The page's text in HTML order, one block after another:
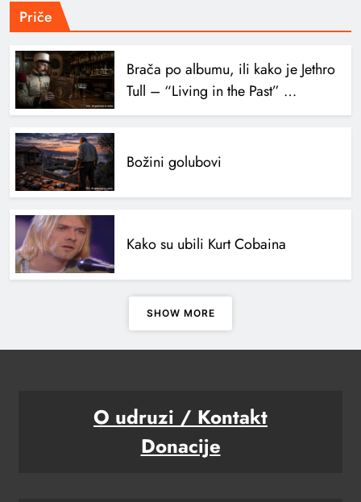
Priče
Brača po albumu, ili kako je Jethro
Tull – “Living in the Past” …
Božini golubovi
Kako su ubili Kurt Cobaina
SHOW MORE
O udruzi / Kontakt
Donacije